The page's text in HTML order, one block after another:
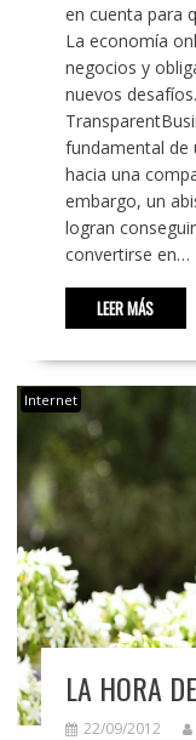
en cuenta para
La economía
negocios y
nuevos
fundamental
hacia una
embargo, un
logran
convertirse en…
LEER MÁS
Internet
LA HORA
22/09/2012